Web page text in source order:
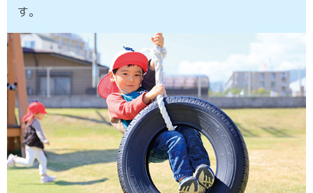
す。